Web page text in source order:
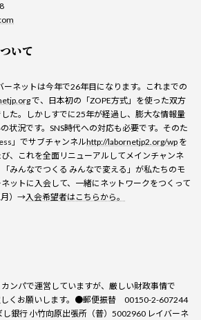
いて
ネットは今年で26年目になります。これまでの
で、日本初の「ZOPE方式」を使った双方
た。しかしすでに25年が経過し、膨大な情報量
状況です。SNS時代への対応も必要です。そのた
」でサブチャンネルhttp://labornetjp2.org/wp を
、これを全面リニューアルしてメインチャンネ
みんなでつくる みんなで変える」が私たちのモ
ットに入会して、一緒にネットワークをつくって
月）→入会希望者はこちらから。
ンパで運営していますが、厳しい財政事情で
しくお願いします。●郵便振替 00150-2-607244
銀行 小竹向原出張所（普）5002960 レイバーネ